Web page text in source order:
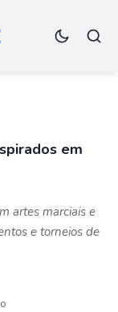
em
artes marciais e
e torneios de